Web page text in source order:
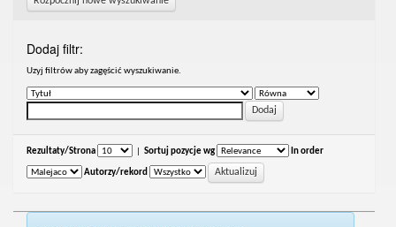
Dodaj filtr:
Uzyj filtrów aby zagęścić wyszukiwanie.
Rezultaty/Strona Sortuj pozycje wg In order
Autorzy/rekord